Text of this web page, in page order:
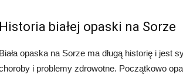
Historia białej opaski na Sorze
Biała opaska na Sorze ma długą historię i jest
i problemy zdrowotne. Początkowo